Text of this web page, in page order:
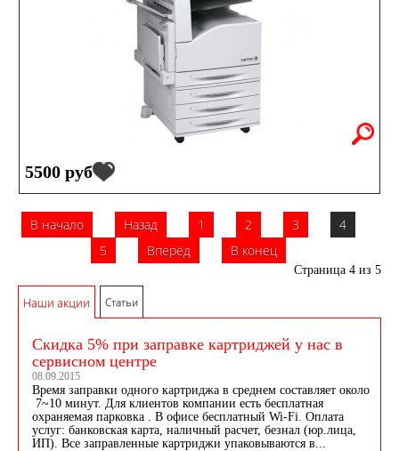
5500 руб
В начало Назад 1 2 3
4
5
Вперёд В конец
Страница 4 из 5
Наши акции
Скидка 5% при заправке картриджей у нас в
сервисном центре
08.09.2015
Время заправки одного картриджа в среднем составляет около
7~10 минут. Для клиентов компании есть бесплатная
охраняемая парковка . В офисе бесплатный Wi-Fi. Оплата
услуг: банковская карта, наличный расчет, безнал (юр.лица,
ИП). Все заправленные картриджи упаковываются в...
Статьи